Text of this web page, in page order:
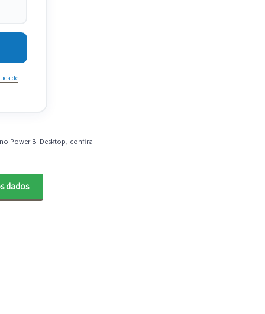
de
Power BI Desktop, confira
dados